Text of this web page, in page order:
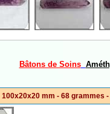
Bâtons de Soins
mm - 68 grammes